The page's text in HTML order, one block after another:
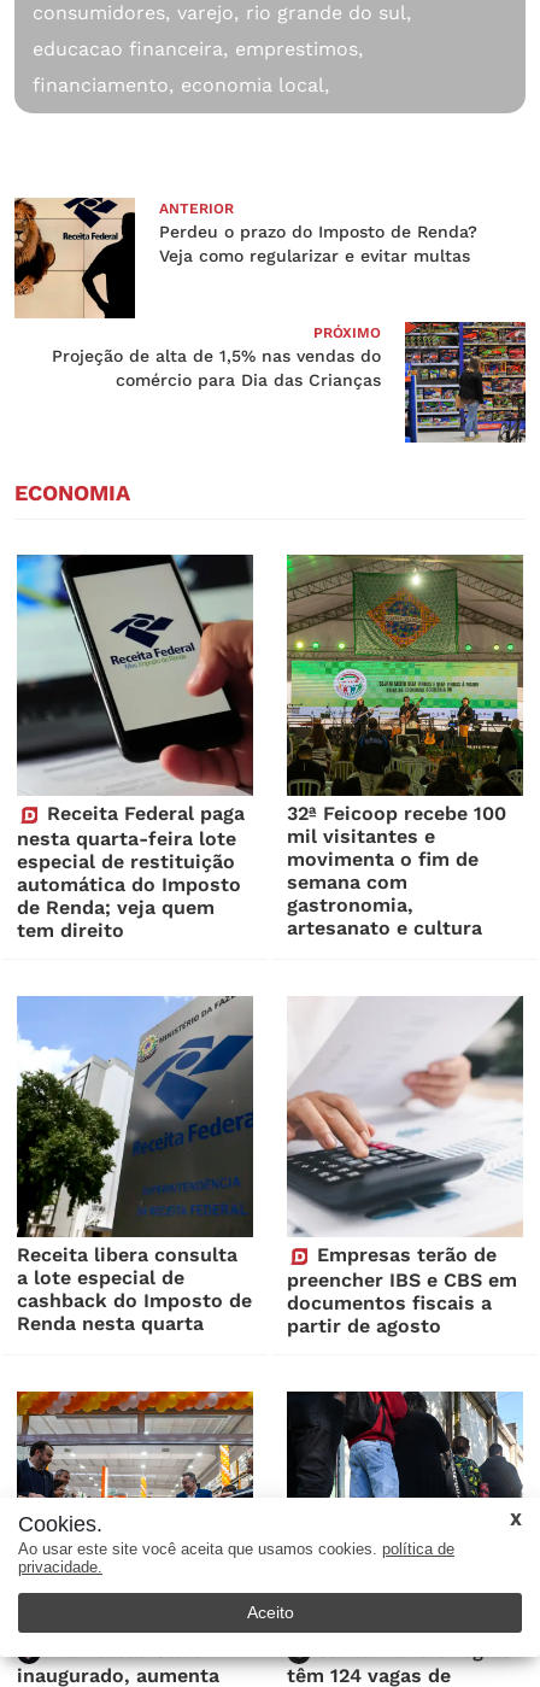
consumidores, varejo, rio grande do sul,
educacao financeira, emprestimos,
financiamento, economia local,
ANTERIOR
Perdeu o prazo do Imposto de Renda?
Veja como regularizar e evitar multas
PRÓXIMO
Projeção de alta de 1,5% nas vendas do
comércio para Dia das Crianças
ECONOMIA
Receita Federal paga
nesta quarta-feira lote
especial de restituição
automática do Imposto
de Renda; veja quem
tem direito
32ª Feicoop recebe 100
mil visitantes e
movimenta o fim de
semana com
gastronomia,
artesanato e cultura
Receita libera consulta
a lote especial de
cashback do Imposto de
Renda nesta quarta
Empresas terão de
preencher IBS e CBS em
documentos fiscais a
partir de agosto
inaugurado, aumenta
têm 124 vagas de
Cookies.
Ao usar este site você aceita que usamos cookies. política de
privacidade.
Aceito